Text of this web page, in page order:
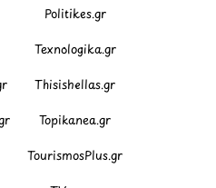
Politikes.gr
Texnologika.gr
Thisishellas.gr
Topikanea.gr
TourismosPlus.gr